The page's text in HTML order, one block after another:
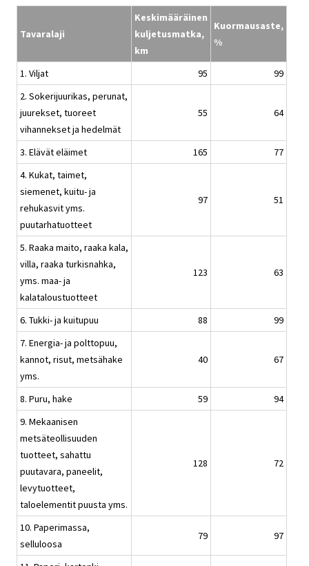
Tavaralaji
Keskimääräinen
kuljetusmatka,
km
Kuormausaste,
%
1. Viljat 95
99
2. Sokerijuurikas, perunat,
juurekset, tuoreet
vihannekset ja hedelmät
55 64
3. Elävät eläimet 165
77
4. Kukat, taimet,
siemenet, kuitu- ja
rehukasvit yms.
puutarhatuotteet
97 51
5. Raaka maito, raaka kala,
villa, raaka turkisnahka,
yms. maa- ja
kalataloustuotteet
123 63
6. Tukki- ja kuitupuu 88
99
7. Energia- ja polttopuu,
kannot, risut, metsähake
yms.
40 67
8. Puru, hake 59
94
9. Mekaanisen
metsäteollisuuden
tuotteet, sahattu
puutavara, paneelit,
levytuotteet,
taloelementit puusta yms.
128 72
10. Paperimassa,
selluloosa
79 97